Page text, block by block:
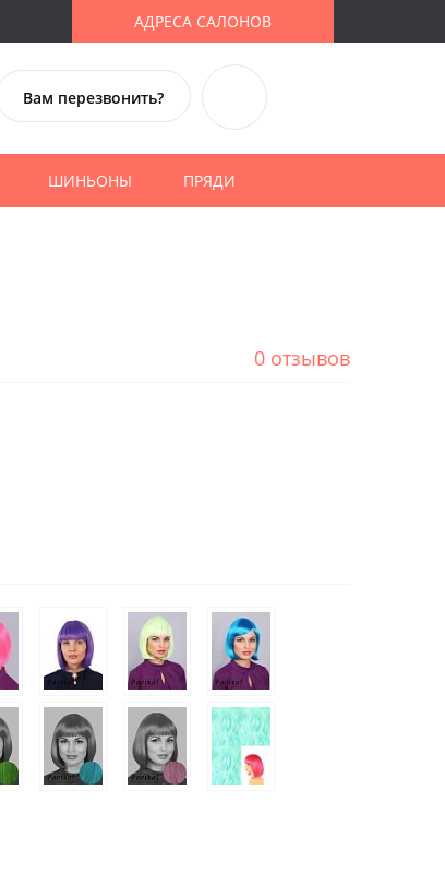
АДРЕСА САЛОНОВ
Вам перезвонить?
ШИНЬОНЫ ПРЯДИ
0 отзывов